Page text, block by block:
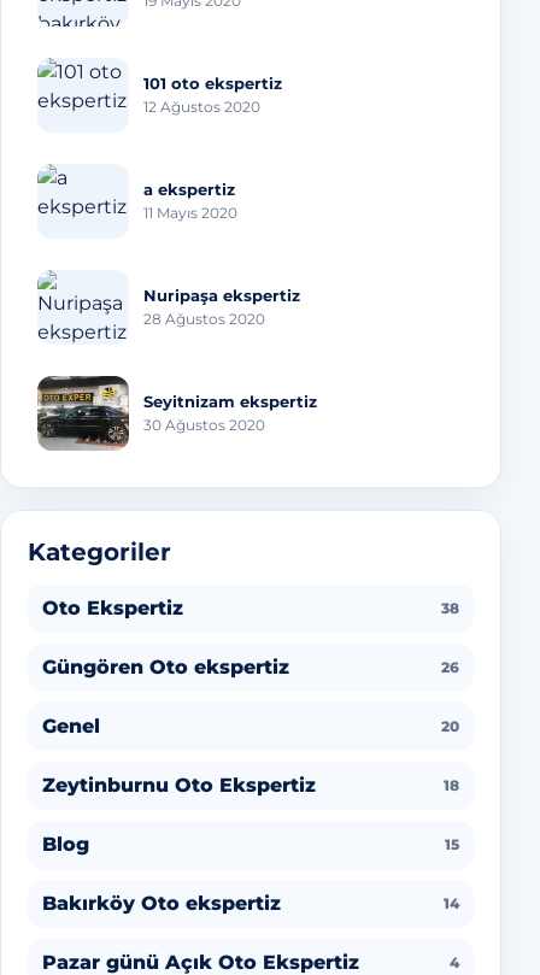
101 oto ekspertiz
12 Ağustos 2020
a ekspertiz
11 Mayıs 2020
Nuripaşa ekspertiz
28 Ağustos 2020
Seyitnizam ekspertiz
30 Ağustos 2020
Kategoriler
Oto Ekspertiz 38
Güngören Oto ekspertiz 26
Genel 20
Zeytinburnu Oto Ekspertiz 18
Blog 15
Bakırköy Oto ekspertiz 14
Pazar günü Açık Oto Ekspertiz 4